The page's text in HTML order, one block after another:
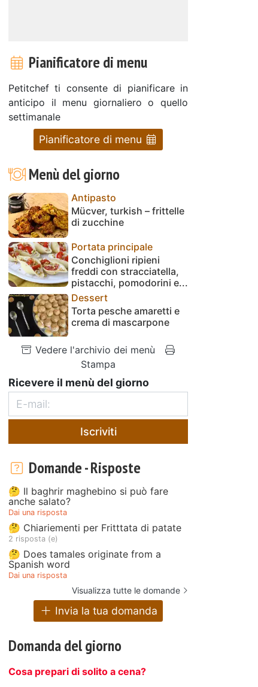
Pianificatore di menu
Petitchef ti consente di pianificare in
anticipo il menu giornaliero o quello
settimanale
Pianificatore di menu
Menù del giorno
Antipasto
Mücver, turkish – frittelle
di zucchine
Portata principale
Conchiglioni ripieni
freddi con stracciatella,
pistacchi, pomodorini e...
Dessert
Torta pesche amaretti e
crema di mascarpone
Vedere l'archivio dei menù
Stampa
Ricevere il menù del giorno
Iscriviti
Domande - Risposte
🤔 Il baghrir maghebino si può fare
anche salato?
Dai una risposta
🤔 Chiariementi per Fritttata di patate
2 risposta (e)
🤔 Does tamales originate from a
Spanish word
Dai una risposta
Visualizza tutte le domande
Invia la tua domanda
Domanda del giorno
Cosa prepari di solito a cena?